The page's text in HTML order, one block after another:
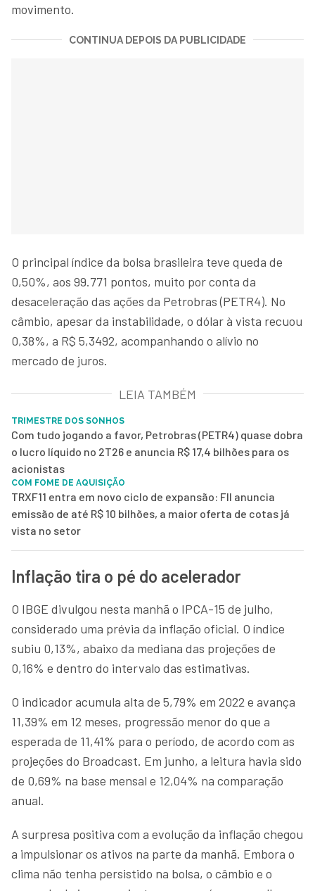
movimento.
CONTINUA DEPOIS DA PUBLICIDADE
O principal índice da bolsa brasileira teve queda de
0,50%, aos 99.771 pontos, muito por conta da
desaceleração das ações da Petrobras (PETR4). No
câmbio, apesar da instabilidade, o dólar à vista recuou
0,38%, a R$ 5,3492, acompanhando o alívio no
mercado de juros.
LEIA TAMBÉM
TRIMESTRE DOS SONHOS
Com tudo jogando a favor, Petrobras (PETR4) quase dobra
o lucro líquido no 2T26 e anuncia R$ 17,4 bilhões para os
acionistas
COM FOME DE AQUISIÇÃO
TRXF11 entra em novo ciclo de expansão: FII anuncia
emissão de até R$ 10 bilhões, a maior oferta de cotas já
vista no setor
Inflação tira o pé do acelerador
O IBGE divulgou nesta manhã o IPCA-15 de julho,
considerado uma prévia da inflação oficial. O índice
subiu 0,13%, abaixo da mediana das projeções de
0,16% e dentro do intervalo das estimativas.
O indicador acumula alta de 5,79% em 2022 e avança
11,39% em 12 meses, progressão menor do que a
esperada de 11,41% para o período, de acordo com as
projeções do Broadcast. Em junho, a leitura havia sido
de 0,69% na base mensal e 12,04% na comparação
anual.
A surpresa positiva com a evolução da inflação chegou
a impulsionar os ativos na parte da manhã. Embora o
clima não tenha persistido na bolsa, o câmbio e o